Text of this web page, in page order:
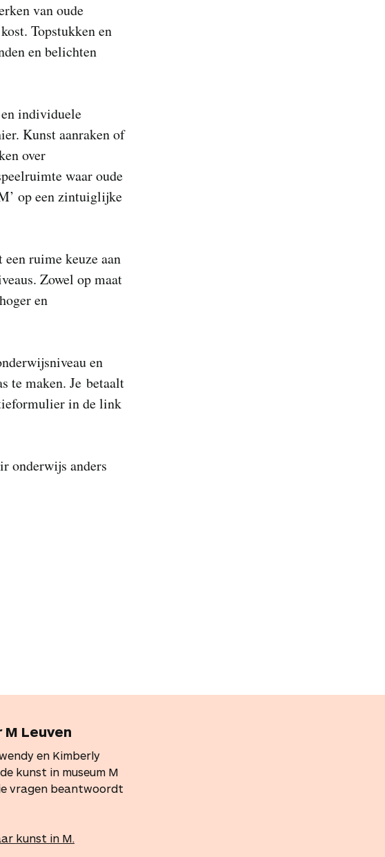
van oude
Topstukken en
en belichten
individuele
Kunst aanraken of
over
waar oude
op een zintuiglijke
een ruime keuze aan
Zowel op maat
en
en
te maken. Je betaalt
in de link
onderwijs anders
Leuven
en Kimberly
kunst in museum M
vragen beantwoordt
kunst in M.